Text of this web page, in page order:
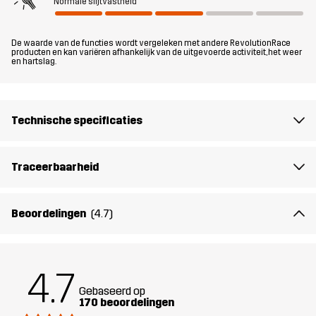
Arcade 3L Lightweight Pants aan al je wensen.
Het model is 174 cm weegt 63 kg en draagt M
Materiaal 100% Polyamide (Gerecycled)
Materiaal
100% Polyamide
Membraan
Waterkolom: 15 000 mm
Gewicht
Ontworpen ALLROUND
De waarde van de functies wordt vergeleken met andere RevolutionRace
producten en kan variëren afhankelijk van de uitgevoerde activiteit, het weer
en hartslag.
Technische specificaties
Traceerbaarheid
Beoordelingen (4.7)
4.7 Gebaseerd op
170 beoordelingen